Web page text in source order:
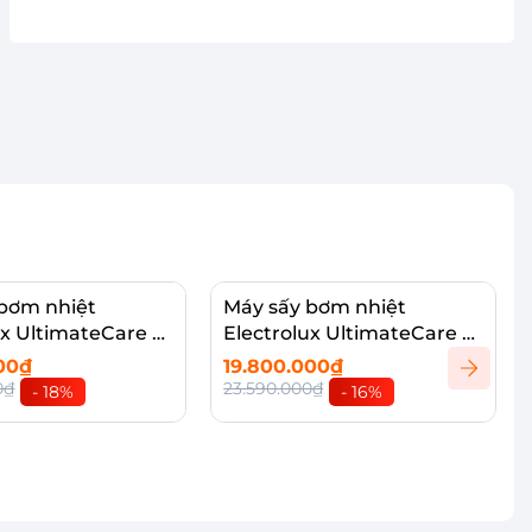
nhiệt
UltimateCare 9
- 18%
Máy sấy bơm nhiệt
Electrolux UltimateCare 9
kg EDH903R7SC
19.800.000₫
23.590.000₫ - 16%